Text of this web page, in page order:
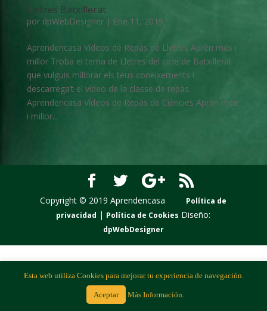
Lletres Batxillerat
por dpWebDesigner| Ene 11, 2019
Aprendencasa Vídeos de Repàs de Lletres Aprèn més i
millor Troba el tema de Lletres del cicle de Batxillerat
que vulguis millorar els teus coneixements i
descarrega’t el vídeo de la classe de repàs.
Aprendencasa Vídeos de Repàs de Ciències Aprèn més
i millor...
Copyright © 2019 Aprendencasa
Política de
privacidad | Política de Cookies Diseño:
dpWebDesigner
Esta web utiliza Cookies para mejorar tu experiencia de navegación.
Aceptar Más Información.